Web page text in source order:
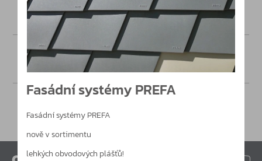
Fasádní systémy PREFA
Fasádní systémy PREFA
nově v sortimentu
lehkých obvodových plášťů!
Poptávka